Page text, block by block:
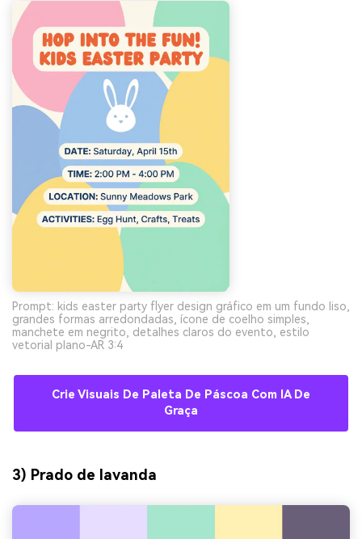
Prompt: kids easter party flyer design gráfico em um fundo liso,
grandes formas arredondadas, ícone de coelho simples,
manchete em negrito, detalhes claros do evento, estilo
vetorial plano-AR 3:4
Crie Visuais De Paleta De Páscoa Com IA De
Graça
3) Prado de lavanda